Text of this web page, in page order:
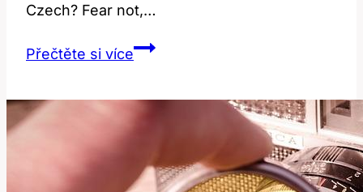
Czech? Fear not,…
Přečtěte si víceFor
správně
anglickou